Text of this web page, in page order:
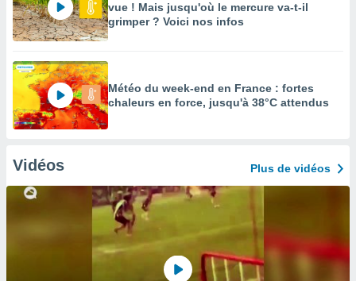
vue ! Mais jusqu'où le mercure va-t-il
grimper ? Voici nos infos
Météo du week-end en France : fortes
chaleurs en force, jusqu'à 38°C attendus
Vidéos Plus de vidéos